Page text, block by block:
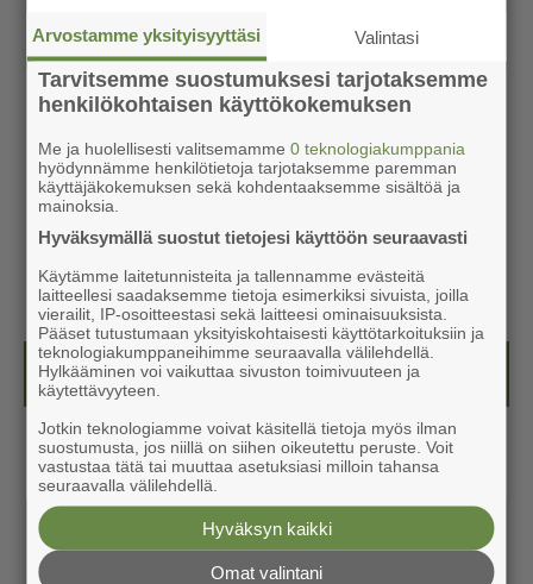
Näköislehdet
Arvostamme yksityisyyttäsi Valintasi
Tarvitsemme suostumuksesi tarjotaksemme
henkilökohtaisen käyttökokemuksen
Me ja huolellisesti valitsemamme0 teknologiakumppania
hyödynnämme henkilötietoja tarjotaksemme paremman
käyttäjäkokemuksen sekä kohdentaaksemme sisältöä ja
mainoksia.
Hyväksymällä suostut tietojesi käyttöön seuraavasti
Käytämme laitetunnisteita ja tallennamme evästeitä
laitteellesi saadaksemme tietoja esimerkiksi sivuista, joilla
vierailit, IP-osoitteestasi sekä laitteesi ominaisuuksista.
Pääset tutustumaan yksityiskohtaisesti käyttötarkoituksiin ja
teknologiakumppaneihimme seuraavalla välilehdellä.
Hylkääminen voi vaikuttaa sivuston toimivuuteen ja
käytettävyyteen.
Jotkin teknologiamme voivat käsitellä tietoja myös ilman
suostumusta, jos niillä on siihen oikeutettu peruste. Voit
vastustaa tätä tai muuttaa asetuksiasi milloin tahansa
seuraavalla välilehdellä.
Hyväksyn kaikki
Omat valintani